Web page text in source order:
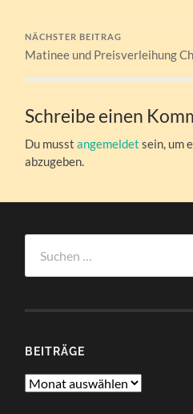
NÄCHSTER BEITRAG
Matinee und Preisverleihung
Schreibe einen
Du musstangemeldet sein, um
abzugeben.
nach:
BEITRÄGE
Beiträge